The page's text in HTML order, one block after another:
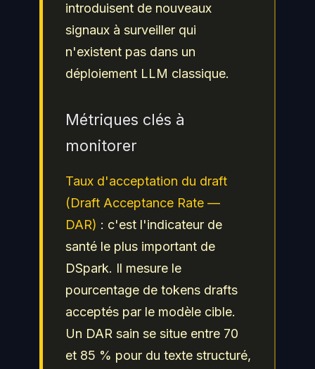
introduisent de nouveaux
signaux à surveiller qui
n'existent pas dans un
déploiement LLM classique.
Métriques clés à
monitorer
Taux d'acceptation du draft
(Draft Acceptance Rate —
DAR) : c'est l'indicateur de
santé le plus important de
DSpark. Il mesure le
pourcentage de tokens drafts
acceptés par le modèle cible.
Un DAR sain se situe entre 70
et 85 % pour du texte structuré,